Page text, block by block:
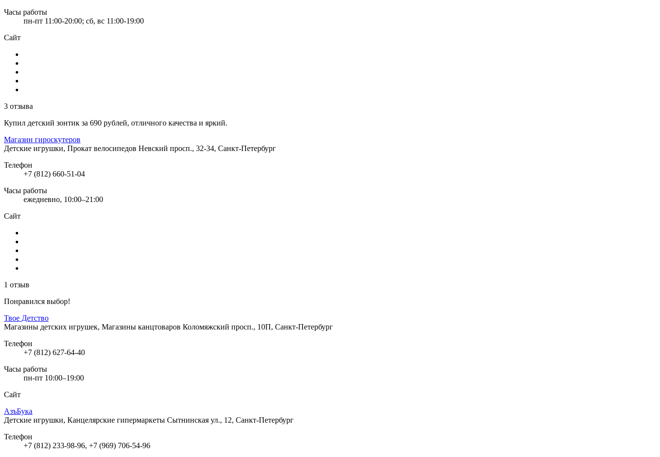
Часы работы
пн-пт 11:00-20:00; сб, вс 11:00-19:00
Сайт
3 отзыва
Купил детский зонтик за 690 рублей, отличного качества и яркий.
Магазин гироскутеров
Детские игрушки, Прокат велосипедов Невский просп., 32-34, Санкт-Петербург
Телефон
+7 (812) 660-51-04
Часы работы
ежедневно, 10:00–21:00
Сайт
1 отзыв
Понравился выбор!
Твое Детство
Магазины детских игрушек, Магазины канцтоваров Коломяжский просп., 10П, Санкт-Петербург
Телефон
+7 (812) 627-64-40
Часы работы
пн-пт 10:00–19:00
Сайт
АзъБука
Детские игрушки, Канцелярские гипермаркеты Сытнинская ул., 12, Санкт-Петербург
Телефон
+7 (812) 233-98-96, +7 (969) 706-54-96